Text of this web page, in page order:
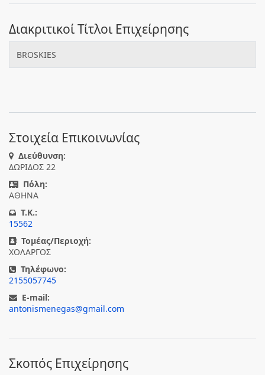
Διακριτικοί Τίτλοι Επιχείρησης
BROSKIES
Στοιχεία Επικοινωνίας
Διεύθυνση:
ΔΩΡΙΔΟΣ 22
Πόλη:
ΑΘΗΝΑ
T.K.:
15562
Τομέας/Περιοχή:
ΧΟΛΑΡΓΟΣ
Τηλέφωνο:
2155057745
E-mail:
antonismenegas@gmail.com
Σκοπός Επιχείρησης